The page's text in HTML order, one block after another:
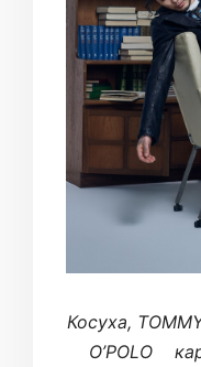
Косуха,
O’POLO